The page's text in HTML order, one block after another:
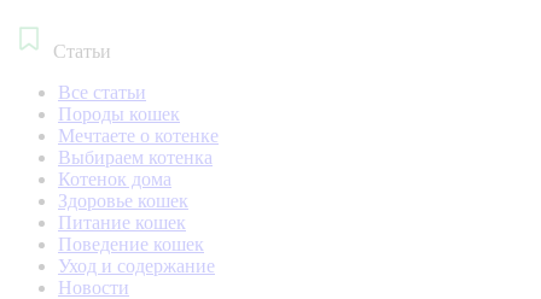
Статьи
Все статьи
Породы кошек
Мечтаете о котенке
Выбираем котенка
Котенок дома
Здоровье кошек
Питание кошек
Поведение кошек
Уход и содержание
Новости